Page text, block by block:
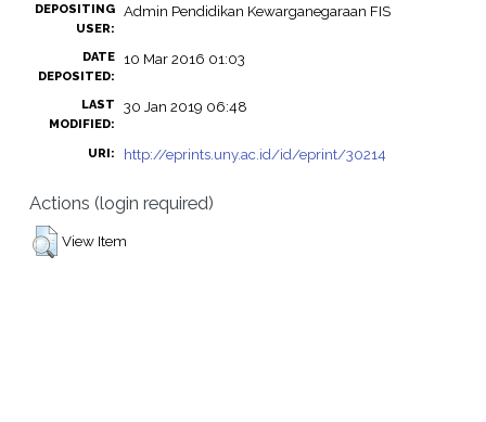
DEPOSITING
USER:
Admin Pendidikan Kewarganegaraan FIS
DATE
DEPOSITED:
10 Mar 2016 01:03
LAST
MODIFIED:
30 Jan 2019 06:48
URI: http://eprints.uny.ac.id/id/eprint/30214
Actions (login required)
View Item